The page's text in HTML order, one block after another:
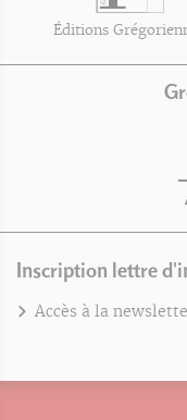
Éditions
Inscription lettre
Accès à la